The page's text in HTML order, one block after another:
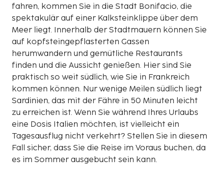
fahren, kommen Sie in die Stadt Bonifacio, die
spektakulär auf einer Kalksteinklippe über dem
Meer liegt. Innerhalb der Stadtmauern können Sie
auf kopfsteingepflasterten Gassen
herumwandern und gemütliche Restaurants
finden und die Aussicht genießen. Hier sind Sie
praktisch so weit südlich, wie Sie in Frankreich
kommen können. Nur wenige Meilen südlich liegt
Sardinien, das mit der Fähre in 50 Minuten leicht
zu erreichen ist. Wenn Sie während Ihres Urlaubs
eine Dosis Italien möchten, ist vielleicht ein
Tagesausflug nicht verkehrt? Stellen Sie in diesem
Fall sicher, dass Sie die Reise im Voraus buchen, da
es im Sommer ausgebucht sein kann.